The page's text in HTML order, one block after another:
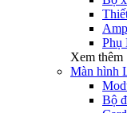
Phụ
Xem thêm
Màn hình
Bộ